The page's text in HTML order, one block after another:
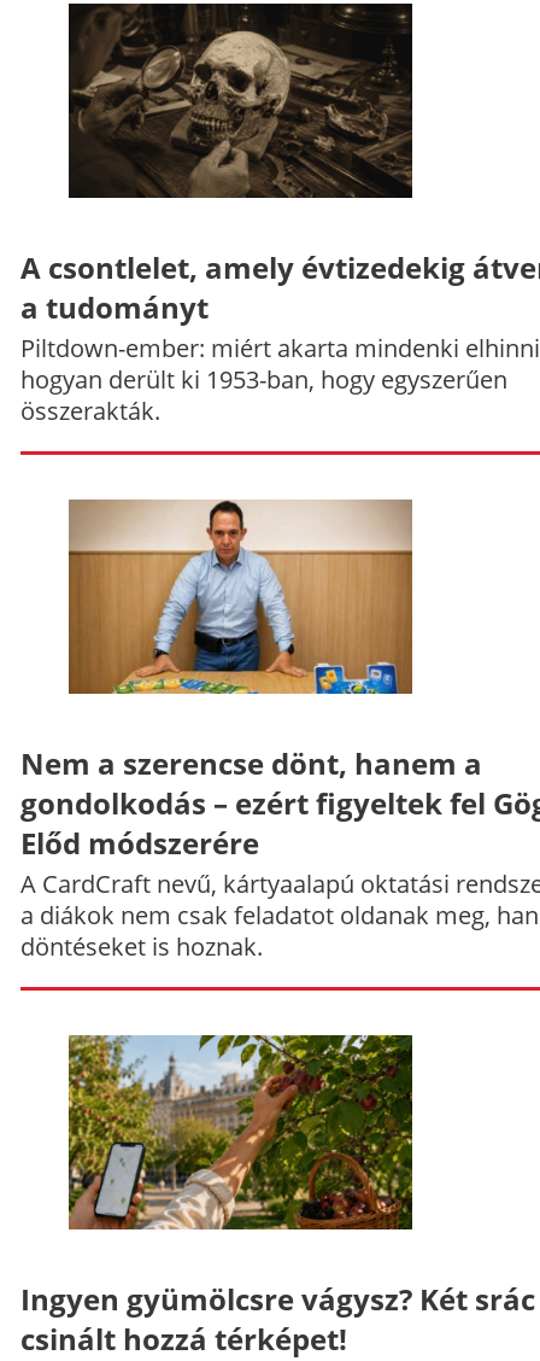
A csontlelet, amely évtizedekig
a tudományt
Piltdown-ember: miért akarta mindenki
hogyan derült ki 1953-ban, hogy egyszerűen
összerakták.
Nem a szerencse dönt, hanem a
gondolkodás – ezért figyeltek fel
Előd módszerére
A CardCraft nevű, kártyaalapú oktatási
a diákok nem csak feladatot oldanak meg,
döntéseket is hoznak.
Ingyen gyümölcsre vágysz? Két srác
csinált hozzá térképet!